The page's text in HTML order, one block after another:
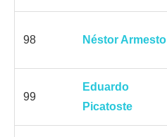
98 Néstor Armesto
99
Eduardo
Picatoste